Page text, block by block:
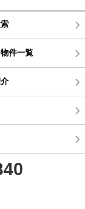
件一覧